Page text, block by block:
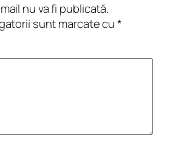
nu va fi publicată.
sunt marcate cu*